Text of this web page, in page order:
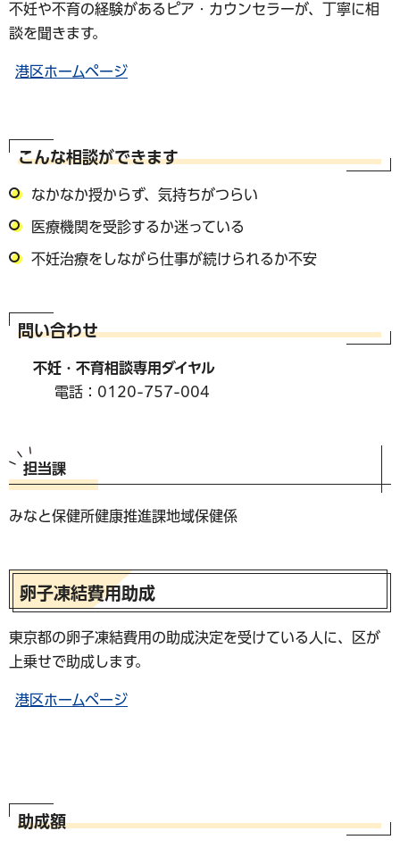
不妊や不育の経験があるピア・カウンセラーが、丁寧に相
談を聞きます。
港区ホームページ
こんな相談ができます
なかなか授からず、気持ちがつらい
医療機関を受診するか迷っている
不妊治療をしながら仕事が続けられるか不安
問い合わせ
不妊・不育相談専用ダイヤル
電話：0120-757-004
担当課
みなと保健所健康推進課地域保健係
卵子凍結費用助成
東京都の卵子凍結費用の助成決定を受けている人に、区が
上乗せで助成します。
港区ホームページ
助成額